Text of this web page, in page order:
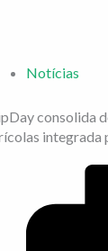
Notícias
consolida
integrada